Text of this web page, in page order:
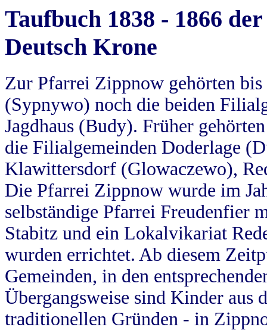
Taufbuch 1838 - 1866
Deutsch Krone
Zur Pfarrei Zippnow gehörten
(Sypnywo) noch die beiden
Jagdhaus (Budy). Früher
die Filialgemeinden Doderlage
Klawittersdorf (Glowaczewo),
Die Pfarrei Zippnow wurde im
selbständige Pfarrei Freudenfier
Stabitz und ein Lokalvikariat
wurden errichtet. Ab diesem
Gemeinden, in den
Übergangsweise sind Kinder aus
traditionellen Gründen - in